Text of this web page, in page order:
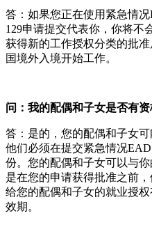
答：如果您正在使用紧急情
129申请提交代表你，你将不
获得新的工作授权分类的批
国境外入境开始工作。
问：我的配偶和子女是否有
答：是的，您的配偶和子女
他们必须在提交紧急情况
份。您的配偶和子女可以与
是在您的申请获得批准之前
给您的配偶和子女的就业授
效期。